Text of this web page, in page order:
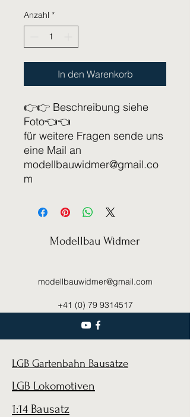
Anzahl *
In den Warenkorb
👉👉 Beschreibung siehe
Foto👈👈
für weitere Fragen sende uns
eine Mail an
modellbauwidmer@gmail.co
m
Modellbau Widmer
modellbauwidmer@gmail.com
+41 (0) 79 9314517
LGB Gartenbahn Bausätze
LGB Lokomotiven
1:14 Bausatz